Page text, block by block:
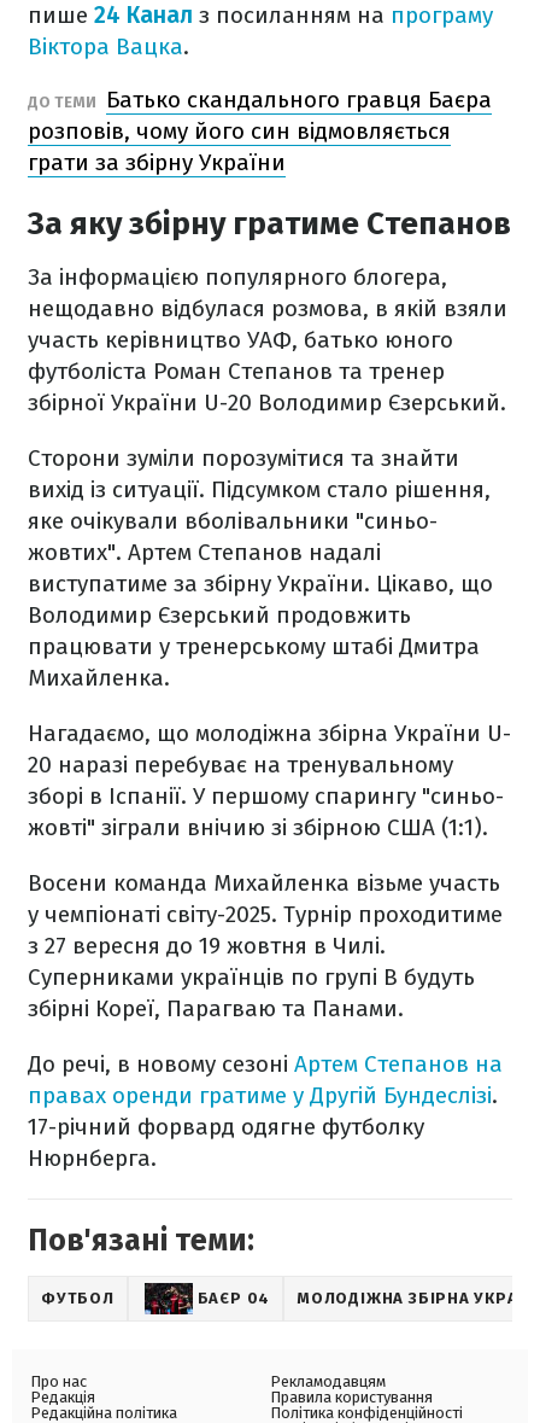
пише 24 Канал з посиланням на програму
Віктора Вацка.
ДО ТЕМИ
Батько скандального гравця Баєра
розповів, чому його син відмовляється
грати за збірну України
За яку збірну гратиме Степанов
За інформацією популярного блогера,
нещодавно відбулася розмова, в якій взяли
участь керівництво УАФ, батько юного
футболіста Роман Степанов та тренер
збірної України U-20 Володимир Єзерський.
Сторони зуміли порозумітися та знайти
вихід із ситуації. Підсумком стало рішення,
яке очікували вболівальники "синьо-
жовтих". Артем Степанов надалі
виступатиме за збірну України. Цікаво, що
Володимир Єзерський продовжить
працювати у тренерському штабі Дмитра
Михайленка.
Нагадаємо, що молодіжна збірна України U-
20 наразі перебуває на тренувальному
зборі в Іспанії. У першому спарингу "синьо-
жовті" зіграли внічию зі збірною США (1:1).
Восени команда Михайленка візьме участь
у чемпіонаті світу-2025. Турнір проходитиме
з 27 вересня до 19 жовтня в Чилі.
Суперниками українців по групі В будуть
збірні Кореї, Парагваю та Панами.
До речі, в новому сезоні Артем Степанов на
правах оренди гратиме у Другій Бундеслізі.
17-річний форвард одягне футболку
Нюрнберга.
Пов'язані теми:
ФУТБОЛ БАЄР 04 МОЛОДІЖНА ЗБІРНА
Про нас
Редакція
Редакційна політика
Рекламодавцям
Правила користування
Політика конфіденційності